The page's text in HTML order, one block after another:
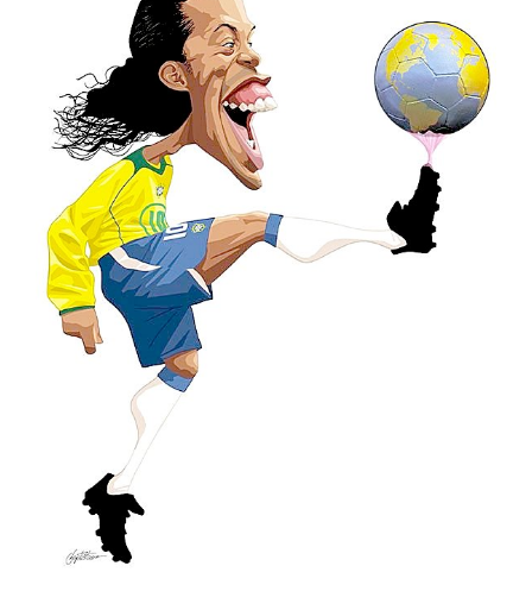
АВІАСПОРТ
ВЕЛОСПОРТ
СТРІЛЬБА КУЛЬОВА
СТРІЛЬБА З ЛУКА
ФЕХТУВАННЯ ІСТОРИЧНЕ
СУДНОМОДЕЛІЗМ
СИЛОВІ ВИДИ
ВАЖКА АТЛЕТИКА
ПАУЕРЛІФТИНГ
ГИРЬОВИЙ СПОРТ
ЄДИНОБОРСТВА
БОКС
КІКБОКСИНГ
ДЗЮДО